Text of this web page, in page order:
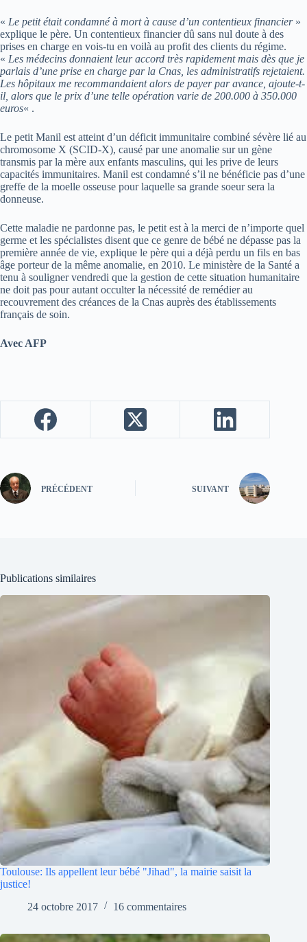
« Le petit était condamné à mort à cause d’un contentieux financier»
explique le père. Un contentieux financier dû sans nul doute à des
prises en charge en vois-tu en voilà au profit des clients du régime.
« Les médecins donnaient leur accord très rapidement mais dès que je
parlais d’une prise en charge par la Cnas, les administratifs rejetaient.
Les hôpitaux me recommandaient alors de payer par avance, ajoute-t-
il, alors que le prix d’une telle opération varie de 200.000 à 350.000
euros« .
Le petit Manil est atteint d’un déficit immunitaire combiné sévère lié au
chromosome X (SCID-X), causé par une anomalie sur un gène
transmis par la mère aux enfants masculins, qui les prive de leurs
capacités immunitaires. Manil est condamné s’il ne bénéficie pas d’une
greffe de la moelle osseuse pour laquelle sa grande soeur sera la
donneuse.
Cette maladie ne pardonne pas, le petit est à la merci de n’importe quel
germe et les spécialistes disent que ce genre de bébé ne dépasse pas la
première année de vie, explique le père qui a déjà perdu un fils en bas
âge porteur de la même anomalie, en 2010. Le ministère de la Santé a
tenu à souligner vendredi que la gestion de cette situation humanitaire
ne doit pas pour autant occulter la nécessité de remédier au
recouvrement des créances de la Cnas auprès des établissements
français de soin.
Avec AFP
PRÉCÉDENT SUIVANT
Publications similaires
Toulouse: Ils appellent leur bébé "Jihad", la mairie saisit la
justice!
24 octobre 2017
16 commentaires